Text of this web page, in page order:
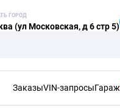
ГОРОД
(ул Московская, д 6 стр 5)
ЗаказыVIN-запросыГараж